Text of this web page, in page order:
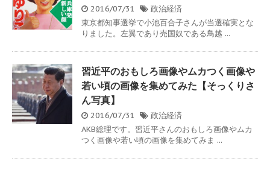
2016/07/31
政治経済
東京都知事選挙で小池百合子さんが当選確実とな
りました。左翼であり売国奴である鳥越 ...
習近平のおもしろ画像やムカつく画像や
若い頃の画像を集めてみた【そっくりさ
ん写真】
2016/07/31
政治経済
AKB総理です。習近平さんのおもしろ画像やムカ
つく画像や若い頃の画像を集めてみま ...